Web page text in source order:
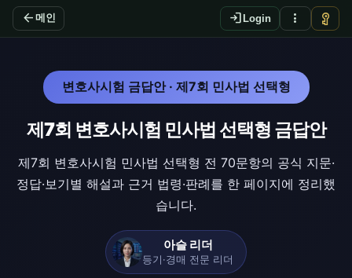
arrow_back 메인 login Login more_vert vpn_key
변호사시험 금답안 · 제7회 민사법 선택형
제7회 변호사시험 민사법 선택형 금답안
제7회 변호사시험 민사법 선택형 전 70문항의 공식 지문·
정답·보기별 해설과 근거 법령·판례를 한 페이지에 정리했
습니다.
아슬 리더
등기·경매 전문 리더